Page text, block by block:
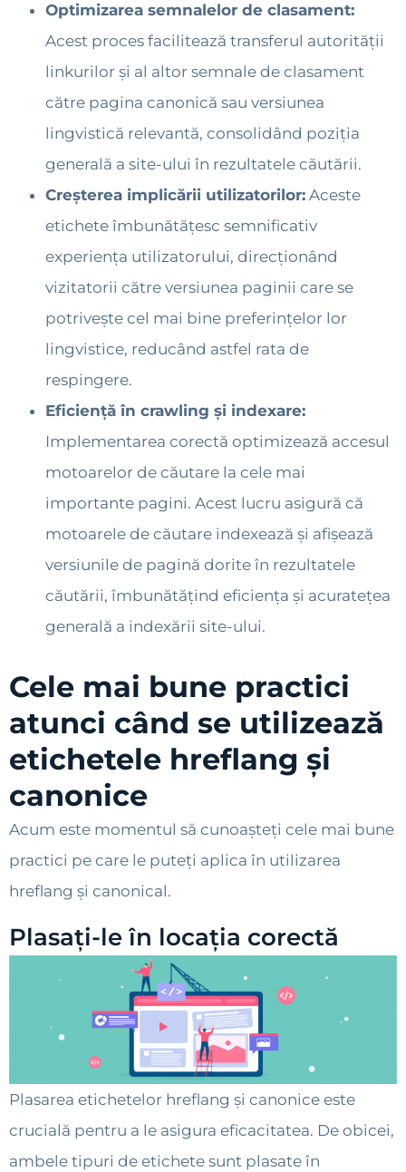
Optimizarea semnalelor de clasament:
Acest proces facilitează transferul autorității
linkurilor și al altor semnale de clasament
către pagina canonică sau versiunea
lingvistică relevantă, consolidând poziția
generală a site-ului în rezultatele căutării.
Creșterea implicării utilizatorilor: Aceste
etichete îmbunătățesc semnificativ
experiența utilizatorului, direcționând
vizitatorii către versiunea paginii care se
potrivește cel mai bine preferințelor lor
lingvistice, reducând astfel rata de
respingere.
Eficiență în crawling și indexare:
Implementarea corectă optimizează accesul
motoarelor de căutare la cele mai
importante pagini. Acest lucru asigură că
motoarele de căutare indexează și afișează
versiunile de pagină dorite în rezultatele
căutării, îmbunătățind eficiența și acuratețea
generală a indexării site-ului.
Cele mai bune practici
atunci când se utilizează
etichetele hreflang și
canonice
Acum este momentul să cunoașteți cele mai bune
practici pe care le puteți aplica în utilizarea
hreflang și canonical.
Plasați-le în locația corectă
Plasarea etichetelor hreflang și canonice este
crucială pentru a le asigura eficacitatea. De obicei,
ambele tipuri de etichete sunt plasate în